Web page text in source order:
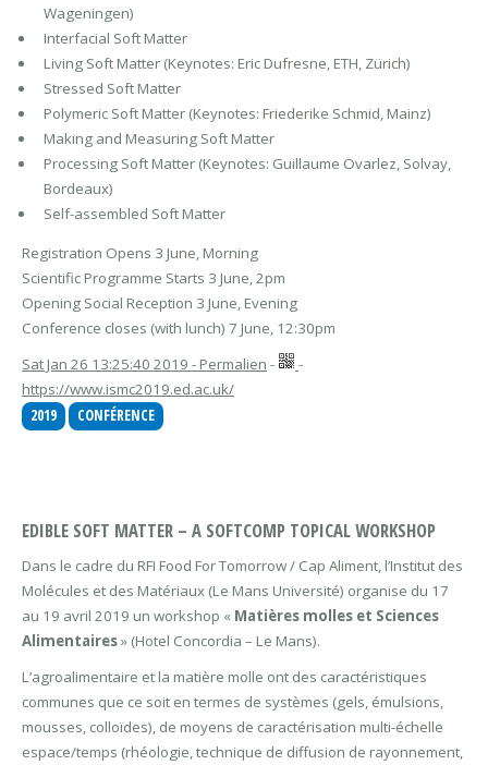
Wageningen)
Interfacial Soft Matter
Living Soft Matter (Keynotes: Eric Dufresne, ETH, Zürich)
Stressed Soft Matter
Polymeric Soft Matter (Keynotes: Friederike Schmid, Mainz)
Making and Measuring Soft Matter
Processing Soft Matter (Keynotes: Guillaume Ovarlez, Solvay,
Bordeaux)
Self-assembled Soft Matter
Registration Opens 3 June, Morning
Scientific Programme Starts 3 June, 2pm
Opening Social Reception 3 June, Evening
Conference closes (with lunch) 7 June, 12:30pm
Sat Jan 26 13:25:40 2019 - Permalien -
-
https://www.ismc2019.ed.ac.uk/
2019
CONFÉRENCE
EDIBLE SOFT MATTER – A SOFTCOMP TOPICAL WORKSHOP
Dans le cadre du RFI Food For Tomorrow / Cap Aliment, l’Institut des
Molécules et des Matériaux (Le Mans Université) organise du 17
au 19 avril 2019 un workshop « Matières molles et Sciences
Alimentaires» (Hotel Concordia – Le Mans).
L’agroalimentaire et la matière molle ont des caractéristiques
communes que ce soit en termes de systèmes (gels, émulsions,
mousses, colloïdes), de moyens de caractérisation multi-échelle
espace/temps (rhéologie, technique de diffusion de rayonnement,